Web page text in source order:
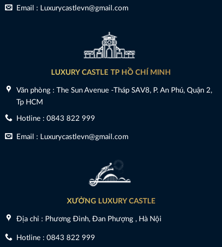
Email : Luxurycastlevn@gmail.com
LUXURY CASTLE TP HỒ CHÍ MINH
Văn phòng : The Sun Avenue -Tháp SAV8, P. An Phú, Quận 2,
Tp HCM
Hotline : 0843 822 999
Email : Luxurycastlevn@gmail.com
XƯỞNG LUXURY CASTLE
Địa chỉ : Phương Đình, Đan Phượng , Hà Nội
Hotline : 0843 822 999